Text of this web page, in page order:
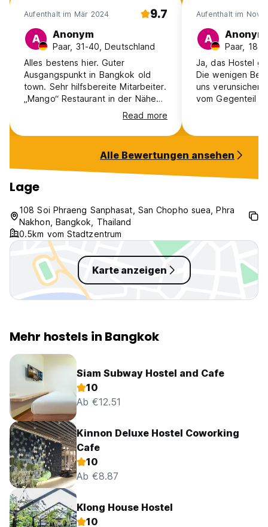
Aufenthalt im Mär 2024 9.7
A Anonym
Paar, 31-40, Deutschland
Alles bestens hier. Guter
Ausgangspunkt in Bangkok old
town. Sehr hilfsbereite Mitarbeiter.
„Mango“ Restaurant in der Nähe
Read more
Aufenthalt im Nov
A Anonym
Paar, 18-
Ja, das Hostel
Die wenigen
uns verunsichert
vom Gegenteil
Reise nicht ein
Empfehlung!
Alle Bewertungen ansehen
Lage
108 Soi Phraeng Sanphasat, San Chopho suea, Phra
Nakhon, Bangkok, Thailand
0.5km vom Stadtzentrum
Karte anzeigen
Mehr hostels in Bangkok
Siam Subway Hostel and Cafe
10
Ab €12.51
Kinnon Deluxe Hostel Coworking
Cafe
10
Ab €8.87
Klong House Hostel
10